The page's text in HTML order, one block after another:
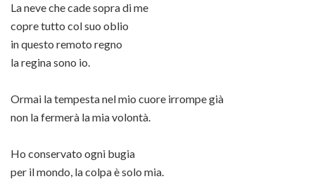
La neve che cade sopra di me
copre tutto col suo oblio
in questo remoto regno
la regina sono io.
Ormai la tempesta nel mio cuore irrompe già
non la fermerà la mia volontà.
Ho conservato ogni bugia
per il mondo, la colpa è solo mia.